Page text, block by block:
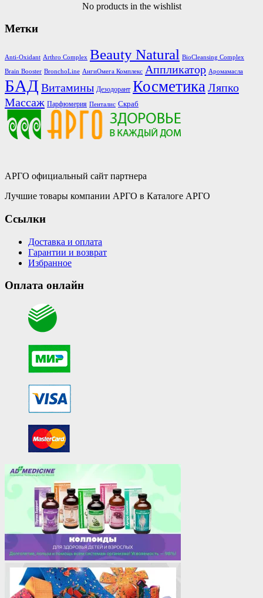
No products in the wishlist
Метки
Anti-Oxidant Arthro Complex Beauty Natural BioCleansing Complex
Brain Booster BronchoLine АнгиОмега Комплекс Аппликатор Аромамасла
БАД Витамины Дезодорант КосметикаЛяпко
Массаж Парфюмерия Пенталис Скраб
АРГО официальный сайт партнера
Лучшие товары компании АРГО в Каталоге АРГО
Ссылки
Доставка и оплата
Гарантии и возврат
Избранное
Оплата онлайн